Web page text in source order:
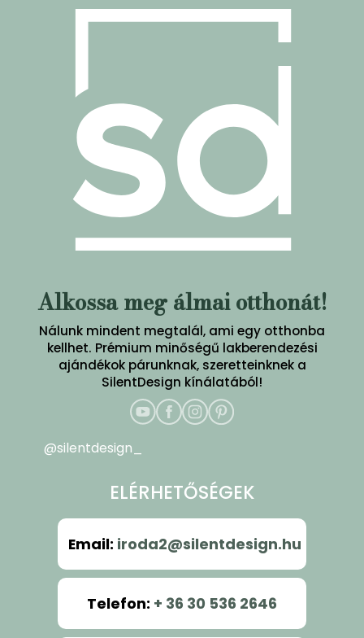
Alkossa meg álmai otthonát!
Nálunk mindent megtalál, ami egy otthonba
kellhet. Prémium minőségű lakberendezési
ajándékok párunknak, szeretteinknek a
SilentDesign kínálatából!
@silentdesign_
ELÉRHETŐSÉGEK
Email: iroda2@silentdesign.hu
Telefon: + 36 30 536 2646